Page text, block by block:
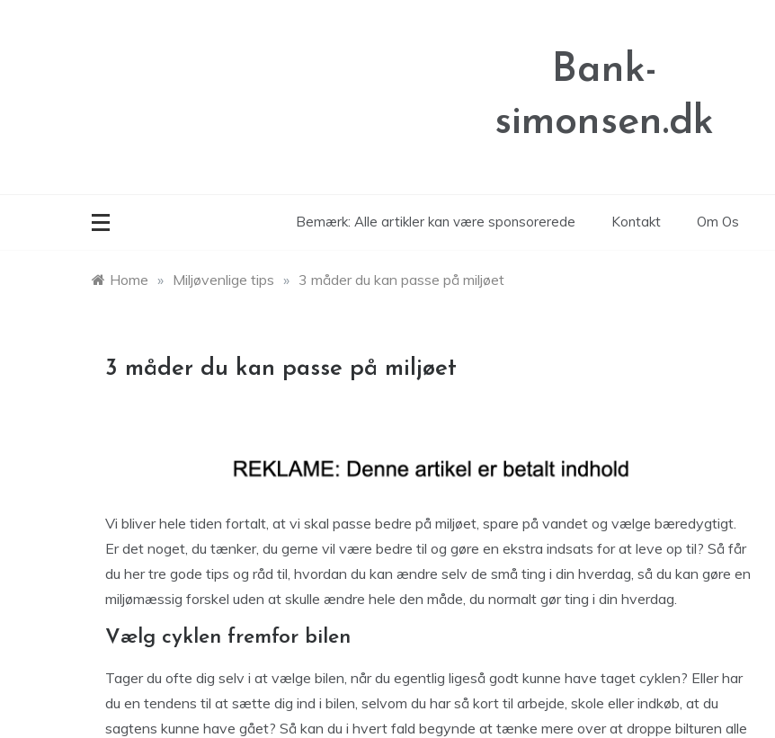
Bank-
simonsen.dk
Bemærk: Alle artikler kan være sponsorerede Kontakt Om Os
Home » Miljøvenlige tips » 3 måder du kan passe på miljøet
3 måder du kan passe på miljøet
Vi bliver hele tiden fortalt, at vi skal passe bedre på miljøet, spare på vandet og vælge bæredygtigt.
Er det noget, du tænker, du gerne vil være bedre til og gøre en ekstra indsats for at leve op til? Så får
du her tre gode tips og råd til, hvordan du kan ændre selv de små ting i din hverdag, så du kan gøre en
miljømæssig forskel uden at skulle ændre hele den måde, du normalt gør ting i din hverdag.
Vælg cyklen fremfor bilen
Tager du ofte dig selv i at vælge bilen, når du egentlig ligeså godt kunne have taget cyklen? Eller har
du en tendens til at sætte dig ind i bilen, selvom du har så kort til arbejde, skole eller indkøb, at du
sagtens kunne have gået? Så kan du i hvert fald begynde at tænke mere over at droppe bilturen alle